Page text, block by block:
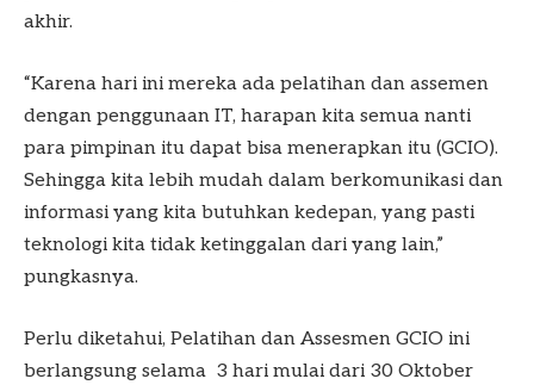
akhir.
“Karena hari ini mereka ada pelatihan dan assemen
dengan penggunaan IT, harapan kita semua nanti
para pimpinan itu dapat bisa menerapkan itu (GCIO).
Sehingga kita lebih mudah dalam berkomunikasi dan
informasi yang kita butuhkan kedepan, yang pasti
teknologi kita tidak ketinggalan dari yang lain,”
pungkasnya.
Perlu diketahui, Pelatihan dan Assesmen GCIO ini
berlangsung selama 3 hari mulai dari 30 Oktober